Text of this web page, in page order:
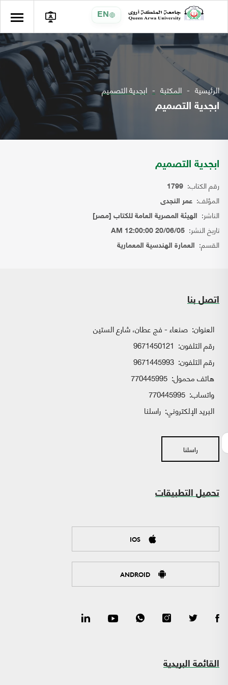
EN
الرئيسية المكتبة ابجدية التصميم
ابجدية التصميم
ابجدية التصميم
رقم الكتاب: 1799
المؤلف: عمر النجدى
الناشر: الهيئة المصرية العامة للكتاب [مصر]
تاريخ النشر: 20/06/05 12:00:00 AM
القسم: العمارة الهندسية المعمارية
اتصل بنا
العنوان: صنعاء - فج عطان، شارع الستين
رقم التلفون: 9671450121
رقم التلفون: 9671445993
هاتف محمول: 770445995
واتساب:
البريد الإلكتروني: راسلنا
راسلنا
تحميل التطبيقات
IOS
ANDROID
القائمة البريدية